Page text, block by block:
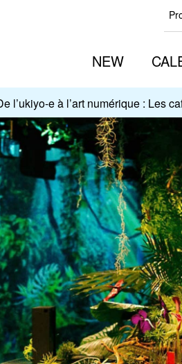
NEW
l’ukiyo-e à l’art numérique : Les